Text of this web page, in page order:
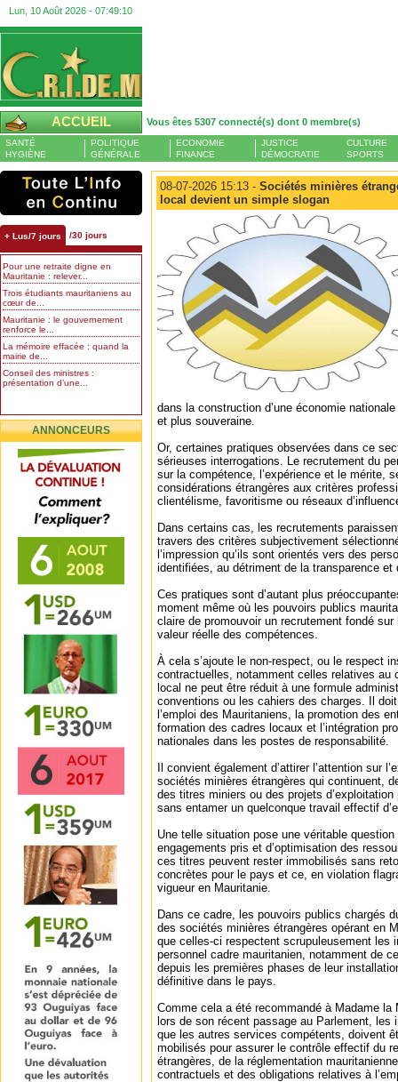
Lun, 10 Août 2026 - 07:49:10
ACCUEIL Vous êtes 5307 connecté(s) dont 0 membre(s)
SANTÉ
HYGIÈNE
POLITIQUE
GÉNÉRALE
ECONOMIE
FINANCE
JUSTICE
DÉMOCRATIE
CULTURE
SPORTS
+ Lus/7 jours /30 jours
Pour une retraite digne en
Mauritanie : relever...
Trois étudiants mauritaniens au
cœur de...
Mauritanie : le gouvernement
renforce le...
La mémoire effacée : quand la
mairie de...
Conseil des ministres :
présentation d’une...
ANNONCEURS
08-07-2026 15:13 - Sociétés minières
local devient un simple slogan
dans la construction d’une économie
et plus souveraine.
Or, certaines pratiques observées dans ce
sérieuses interrogations. Le recrutement du
sur la compétence, l’expérience et le mérite,
considérations étrangères aux critères
clientélisme, favoritisme ou réseaux
Dans certains cas, les recrutements
travers des critères subjectivement
l’impression qu’ils sont orientés vers des
identifiées, au détriment de la transparence et
Ces pratiques sont d’autant plus
moment même où les pouvoirs publics
claire de promouvoir un recrutement fondé sur
valeur réelle des compétences.
À cela s’ajoute le non-respect, ou le respect
contractuelles, notamment celles relatives au
local ne peut être réduit à une formule
conventions ou les cahiers des charges. Il
l’emploi des Mauritaniens, la promotion des
formation des cadres locaux et l’intégration
nationales dans les postes de responsabilité.
Il convient également d’attirer l’attention sur
sociétés minières étrangères qui continuent,
des titres miniers ou des projets
sans entamer un quelconque travail effectif
Une telle situation pose une véritable
engagements pris et d’optimisation des
ces titres peuvent rester immobilisés sans
concrètes pour le pays et ce, en violation
vigueur en Mauritanie.
Dans ce cadre, les pouvoirs publics chargés
des sociétés minières étrangères opérant en
que celles-ci respectent scrupuleusement les
personnel cadre mauritanien, notamment de
depuis les premières phases de leur
définitive dans le pays.
Comme cela a été recommandé à Madame la
lors de son récent passage au Parlement, les
que les autres services compétents, doivent
mobilisés pour assurer le contrôle effectif du
étrangères, de la réglementation
contractuels et des obligations relatives à